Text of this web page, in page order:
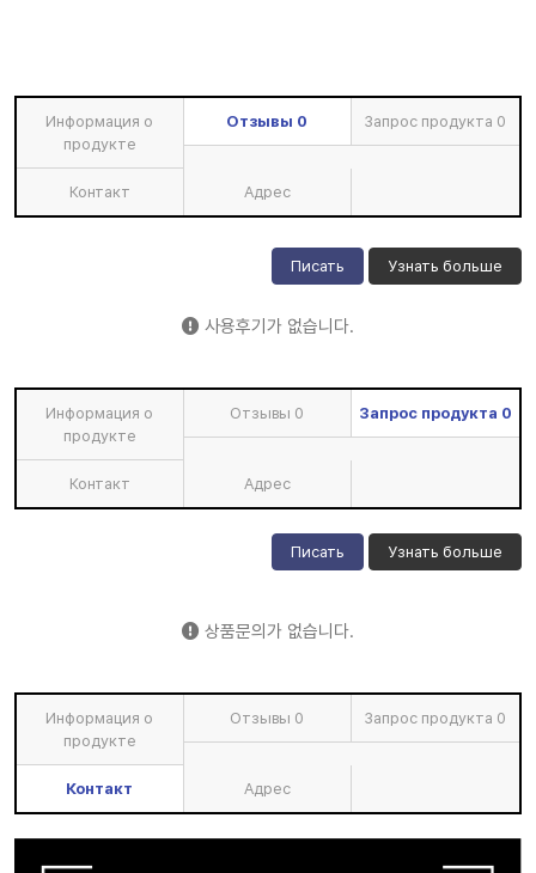
Информация о
продукте
Отзывы 0 Запрос продукта 0
Контакт Адрес
Писать Узнать больше
사용후기가 없습니다.
Информация о
продукте
Отзывы 0 Запрос продукта 0
Контакт Адрес
Писать Узнать больше
상품문의가 없습니다.
Информация о
продукте
Отзывы 0 Запрос продукта 0
Контакт Адрес